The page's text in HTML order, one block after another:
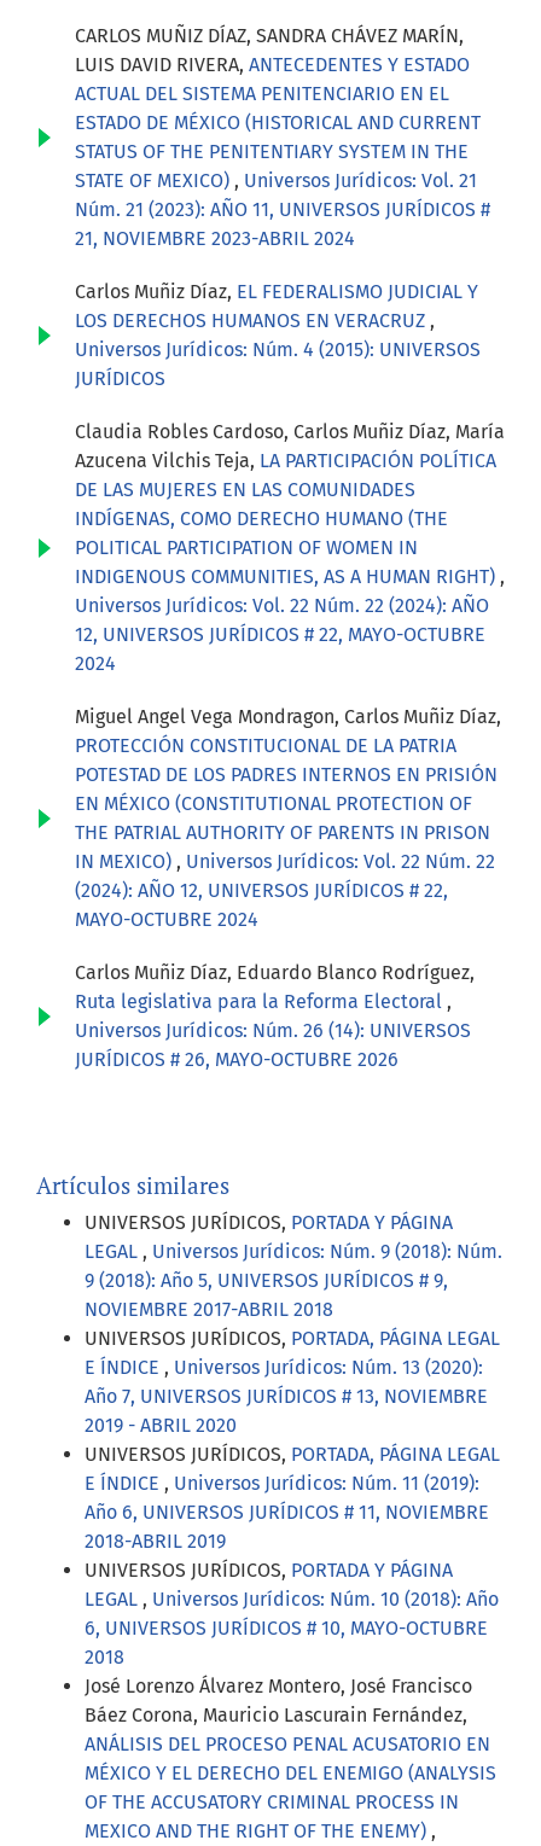
CARLOS MUÑIZ DÍAZ, SANDRA CHÁVEZ MARÍN,
LUIS DAVID RIVERA, ANTECEDENTES Y ESTADO
ACTUAL DEL SISTEMA PENITENCIARIO EN EL
ESTADO DE MÉXICO (HISTORICAL AND CURRENT
STATUS OF THE PENITENTIARY SYSTEM IN THE
STATE OF MEXICO) , Universos Jurídicos: Vol. 21
Núm. 21 (2023): AÑO 11, UNIVERSOS JURÍDICOS #
21, NOVIEMBRE 2023-ABRIL 2024
Carlos Muñiz Díaz, EL FEDERALISMO JUDICIAL Y
LOS DERECHOS HUMANOS EN VERACRUZ ,
Universos Jurídicos: Núm. 4 (2015): UNIVERSOS
JURÍDICOS
Claudia Robles Cardoso, Carlos Muñiz Díaz, María
Azucena Vilchis Teja, LA PARTICIPACIÓN POLÍTICA
DE LAS MUJERES EN LAS COMUNIDADES
INDÍGENAS, COMO DERECHO HUMANO (THE
POLITICAL PARTICIPATION OF WOMEN IN
INDIGENOUS COMMUNITIES, AS A HUMAN RIGHT) ,
Universos Jurídicos: Vol. 22 Núm. 22 (2024): AÑO
12, UNIVERSOS JURÍDICOS # 22, MAYO-OCTUBRE
2024
Miguel Angel Vega Mondragon, Carlos Muñiz Díaz,
PROTECCIÓN CONSTITUCIONAL DE LA PATRIA
POTESTAD DE LOS PADRES INTERNOS EN PRISIÓN
EN MÉXICO (CONSTITUTIONAL PROTECTION OF
THE PATRIAL AUTHORITY OF PARENTS IN PRISON
IN MEXICO) , Universos Jurídicos: Vol. 22 Núm. 22
(2024): AÑO 12, UNIVERSOS JURÍDICOS # 22,
MAYO-OCTUBRE 2024
Carlos Muñiz Díaz, Eduardo Blanco Rodríguez,
Ruta legislativa para la Reforma Electoral ,
Universos Jurídicos: Núm. 26 (14): UNIVERSOS
JURÍDICOS # 26, MAYO-OCTUBRE 2026
Artículos similares
UNIVERSOS JURÍDICOS, PORTADA Y PÁGINA
LEGAL , Universos Jurídicos: Núm. 9 (2018): Núm.
9 (2018): Año 5, UNIVERSOS JURÍDICOS # 9,
NOVIEMBRE 2017-ABRIL 2018
UNIVERSOS JURÍDICOS, PORTADA, PÁGINA LEGAL
E ÍNDICE , Universos Jurídicos: Núm. 13 (2020):
Año 7, UNIVERSOS JURÍDICOS # 13, NOVIEMBRE
2019 - ABRIL 2020
UNIVERSOS JURÍDICOS, PORTADA, PÁGINA LEGAL
E ÍNDICE , Universos Jurídicos: Núm. 11 (2019):
Año 6, UNIVERSOS JURÍDICOS # 11, NOVIEMBRE
2018-ABRIL 2019
UNIVERSOS JURÍDICOS, PORTADA Y PÁGINA
LEGAL , Universos Jurídicos: Núm. 10 (2018): Año
6, UNIVERSOS JURÍDICOS # 10, MAYO-OCTUBRE
2018
José Lorenzo Álvarez Montero, José Francisco
Báez Corona, Mauricio Lascurain Fernández,
ANÁLISIS DEL PROCESO PENAL ACUSATORIO EN
MÉXICO Y EL DERECHO DEL ENEMIGO (ANALYSIS
OF THE ACCUSATORY CRIMINAL PROCESS IN
MEXICO AND THE RIGHT OF THE ENEMY) ,